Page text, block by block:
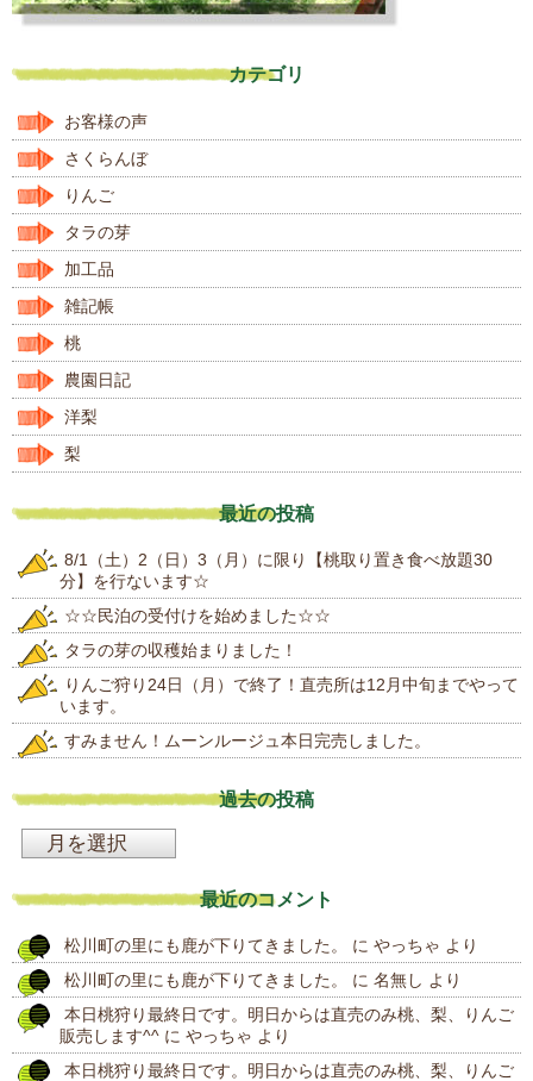
カテゴリ
お客様の声
さくらんぼ
りんご
タラの芽
加工品
雑記帳
桃
農園日記
洋梨
梨
最近の投稿
8/1（土）2（日）3（月）に限り【桃取り置き食べ放題30
分】を行ないます☆
☆☆民泊の受付けを始めました☆☆
タラの芽の収穫始まりました！
りんご狩り24日（月）で終了！直売所は12月中旬までやって
います。
すみません！ムーンルージュ本日完売しました。
過去の投稿
投
稿
最近のコメント
松川町の里にも鹿が下りてきました。 に やっちゃ より
松川町の里にも鹿が下りてきました。
に 名無し より
本日桃狩り最終日です。明日からは直売のみ桃、梨、りんご
販売します^^ に やっちゃ より
本日桃狩り最終日です。明日からは直売のみ桃、梨、りんご